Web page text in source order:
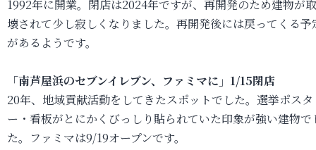
1992年に開業。閉店は2024年ですが、再開発のため建物が
壊されて少し寂しくなりました。再開発後には戻ってくる予
があるようです。
「南芦屋浜のセブンイレブン、ファミマに」1/15閉店
20年、地域貢献活動をしてきたスポットでした。選挙ポスタ
ー・看板がとにかくびっしり貼られていた印象が強い建物で
た。ファミマは9/19オープンです。